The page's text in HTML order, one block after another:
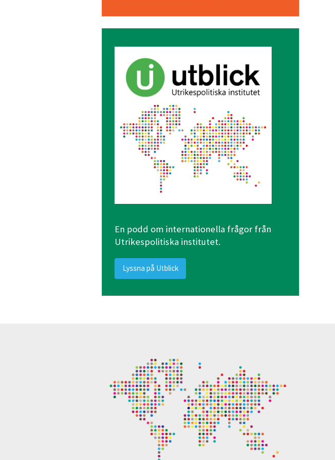
En podd om internationella frågor från
Utrikespolitiska institutet.
Lyssna på Utblick